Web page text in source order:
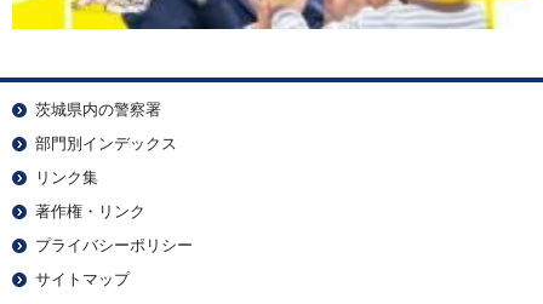
茨城県内の警察署
部門別インデックス
リンク集
著作権・リンク
プライバシーポリシー
サイトマップ